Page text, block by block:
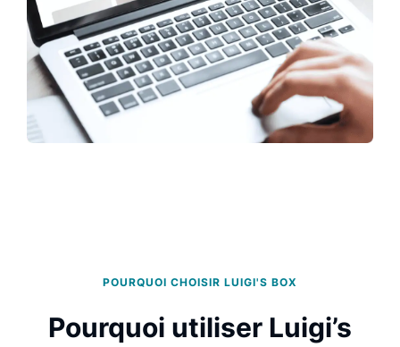
POURQUOI CHOISIR LUIGI'S BOX
Pourquoi utiliser Luigi’s